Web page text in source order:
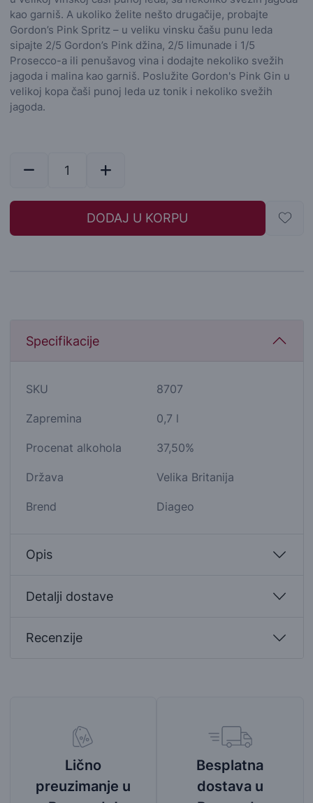
kao garniš. A ukoliko želite nešto drugačije, probajte
Gordon’s Pink Spritz – u veliku vinsku čašu punu leda
sipajte 2/5 Gordon’s Pink džina, 2/5 limunade i 1/5
Prosecco-a ili penušavog vina i dodajte nekoliko svežih
jagoda i malina kao garniš. Poslužite Gordon's Pink Gin u
velikoj kopa čaši punoj leda uz tonik i nekoliko svežih
jagoda.
DODAJ U KORPU
Specifikacije
SKU 8707
Zapremina 0,7 l
Procenat alkohola 37,50%
Država Velika Britanija
Brend Diageo
Opis
Detalji dostave
Recenzije
Lično
preuzimanje u
Besplatna
dostava u